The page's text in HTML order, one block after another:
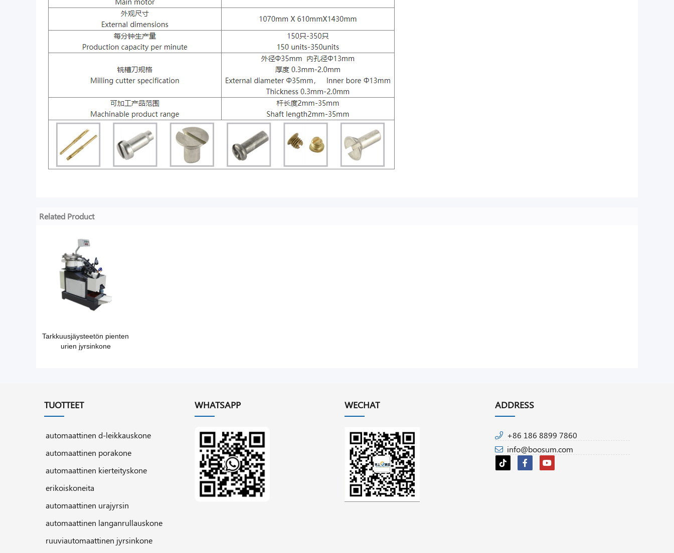
Related Product
Tarkkuusjäysteetön pienten
urien jyrsinkone
TUOTTEET
automaattinen d-leikkauskone
automaattinen porakone
automaattinen kierteityskone
erikoiskoneita
automaattinen urajyrsin
automaattinen langanrullauskone
ruuviautomaattinen jyrsinkone
WHATSAPP WECHAT ADDRESS
+86 186 8899 7860
info@boosum.com